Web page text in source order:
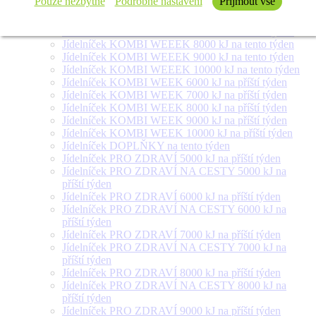
Jídelníček SALÁT + na tento týden
Jídelníček KOMBI WEEEK 8000 kJ na tento týden
Jídelníček KOMBI WEEEK 9000 kJ na tento týden
Jídelníček KOMBI WEEEK 10000 kJ na tento týden
Jídelníček KOMBI WEEK 6000 kJ na příští týden
Jídelníček KOMBI WEEK 7000 kJ na příští týden
Jídelníček KOMBI WEEK 8000 kJ na příští týden
Jídelníček KOMBI WEEK 9000 kJ na příští týden
Jídelníček KOMBI WEEK 10000 kJ na příští týden
Jídelníček DOPLŇKY na tento týden
Jídelníček PRO ZDRAVÍ 5000 kJ na příští týden
Jídelníček PRO ZDRAVÍ NA CESTY 5000 kJ na
příští týden
Jídelníček PRO ZDRAVÍ 6000 kJ na příští týden
Jídelníček PRO ZDRAVÍ NA CESTY 6000 kJ na
příští týden
Jídelníček PRO ZDRAVÍ 7000 kJ na příští týden
Jídelníček PRO ZDRAVÍ NA CESTY 7000 kJ na
příští týden
Jídelníček PRO ZDRAVÍ 8000 kJ na příští týden
Jídelníček PRO ZDRAVÍ NA CESTY 8000 kJ na
příští týden
Jídelníček PRO ZDRAVÍ 9000 kJ na příští týden